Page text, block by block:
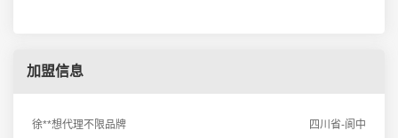
加盟信息
徐**想代理不限品牌
四川省-阆中